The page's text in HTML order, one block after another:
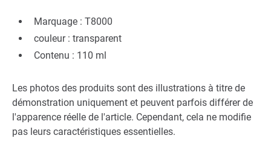
Marquage : T8000
couleur : transparent
Contenu : 110 ml
Les photos des produits sont des illustrations à titre de
démonstration uniquement et peuvent parfois différer de
l'apparence réelle de l'article. Cependant, cela ne modifie
pas leurs caractéristiques essentielles.